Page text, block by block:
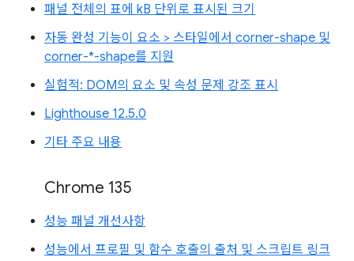
패널 전체의 표에 kB 단위로 표시된 크기
자동 완성 기능이 요소 > 스타일에서 corner-shape 및
corner-*-shape를 지원
실험적: DOM의 요소 및 속성 문제 강조 표시
Lighthouse 12.5.0
기타 주요 내용
Chrome 135
성능 패널 개선사항
성능에서 프로필 및 함수 호출의 출처 및 스크립트 링크